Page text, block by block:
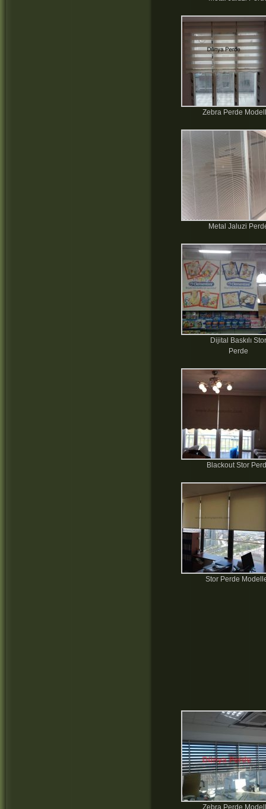
Zebra Perde
Metal Jaluzi
Dijital Baskılı
Perde
Blackout Stor
Stor Perde
Zebra Perde